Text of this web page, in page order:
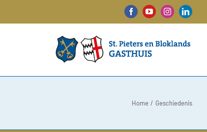
FacebookYouTubeInstagram
Home Geschiedenis